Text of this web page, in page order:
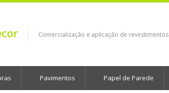
Comercialização e aplicação de revestimentos
Pavimentos Papel de Parede